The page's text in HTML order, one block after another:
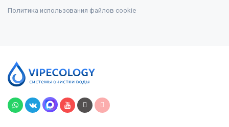
Политика использования файлов cookie